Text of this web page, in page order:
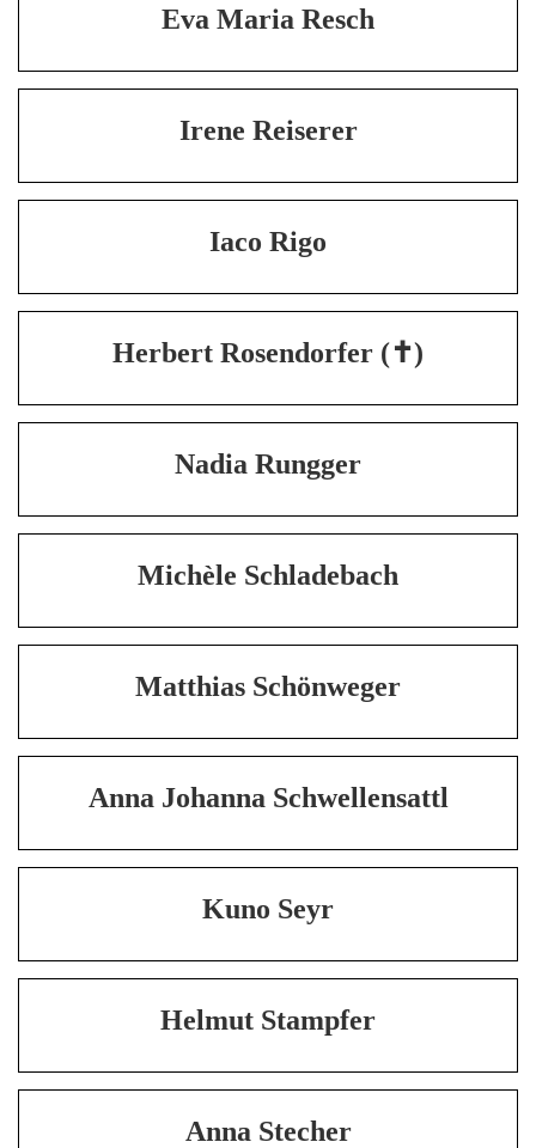
Eva Maria Resch
Irene Reiserer
Iaco Rigo
Herbert Rosendorfer (✝)
Nadia Rungger
Michèle Schladebach
Matthias Schönweger
Anna Johanna Schwellensattl
Kuno Seyr
Helmut Stampfer
Anna Stecher